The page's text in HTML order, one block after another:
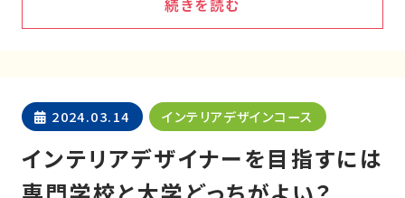
続きを読む
2024.03.14 インテリアデザインコース
インテリアデザイナーを目指すには